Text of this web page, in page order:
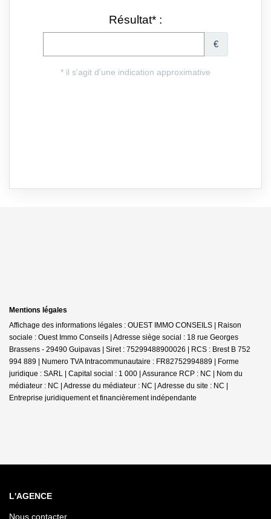
Mentions légales
Affichage des informations légales : OUEST IMMO CONSEILS | Raison
sociale : Ouest Immo Conseils | Adresse siège social : 18 rue Georges
Brassens - 29490 Guipavas | Siret : 75299488900026 | RCS : Brest B 752
994 889 | Numero TVA Intracommunautaire : FR82752994889 | Forme
juridique : SARL | Capital social : 1 000 | Assurance RCP : NC | Nom du
médiateur : NC | Adresse du médiateur : NC | Adresse du site : NC |
Entreprise juridiquement et financièrement indépendante
L'AGENCE
Nous contacter